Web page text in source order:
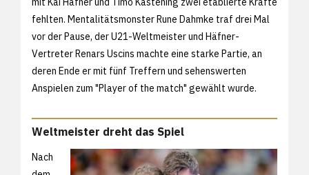
fehlten. Mentalitätsmonster Rune Dahmke traf drei Mal
vor der Pause, der U21-Weltmeister und Häfner-
Vertreter Renars Uscins machte eine starke Partie, an
deren Ende er mit fünf Treffern und sehenswerten
Anspielen zum "Player of the match" gewählt wurde.
Weltmeister dreht das Spiel
Nach